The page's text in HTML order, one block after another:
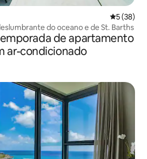
5 de uma
5 (38)
do oceano e de St. Barths
de apartamento
ar-condicionado